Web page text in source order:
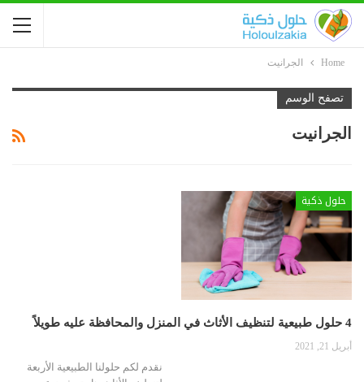
Home الجرانيت
تصفح الوسم
الجرانيت
حلول ذكية
4 حلول طبيعية لتنظيف الأثاث في المنزل والمحافظة عليه طويلاً
أبريل 21, 2021
نقدم لكم حلولنا الطبيعية الأربعة